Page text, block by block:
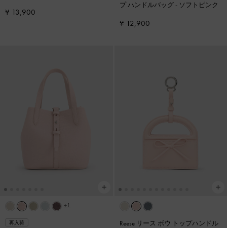
¥ 13,900
プ ハンドルバッグ- ソフトピンク
¥ 12,900
+1
再入荷
Reese リース ボウ トップハンドル